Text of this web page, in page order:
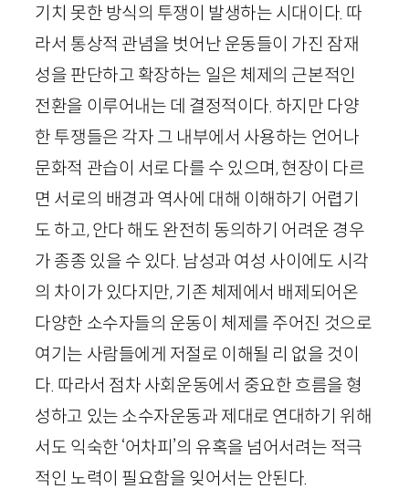
기치 못한 방식의 투쟁이 발생하는 시대이다. 따
라서 통상적 관념을 벗어난 운동들이 가진 잠재
성을 판단하고 확장하는 일은 체제의 근본적인
전환을 이루어내는 데 결정적이다. 하지만 다양
한 투쟁들은 각자 그 내부에서 사용하는 언어나
문화적 관습이 서로 다를 수 있으며, 현장이 다르
면 서로의 배경과 역사에 대해 이해하기 어렵기
도 하고, 안다 해도 완전히 동의하기 어려운 경우
가 종종 있을 수 있다. 남성과 여성 사이에도 시각
의 차이가 있다지만, 기존 체제에서 배제되어온
다양한 소수자들의 운동이 체제를 주어진 것으로
여기는 사람들에게 저절로 이해될 리 없을 것이
다. 따라서 점차 사회운동에서 중요한 흐름을 형
성하고 있는 소수자운동과 제대로 연대하기 위해
서도 익숙한 ‘어차피’의 유혹을 넘어서려는 적극
적인 노력이 필요함을 잊어서는 안된다.